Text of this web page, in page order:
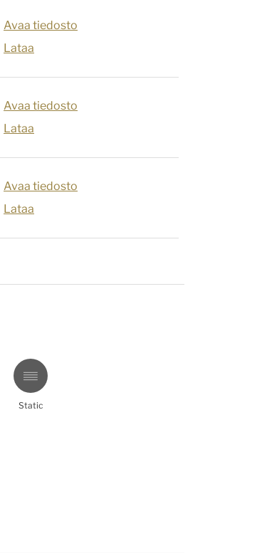
Avaa tiedosto
Lataa
Avaa tiedosto
Lataa
Avaa tiedosto
Lataa
Static